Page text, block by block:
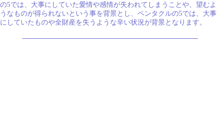
の5では、大事にしていた愛情や感情が失われてしまうことや、望むよ
うなものが得られないという事を背景とし、ペンタクルの5では、大事
にしていたものや全財産を失うような辛い状況が背景となります。